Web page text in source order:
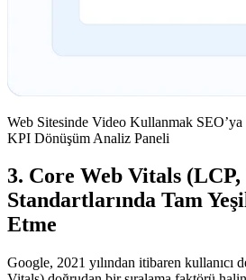
Web Sitesinde Video Kullanmak
KPI Dönüşüm Analiz Paneli
3. Core Web Vitals
Standartlarında Tam
Etme
Google, 2021 yılından itibaren kullanıcı